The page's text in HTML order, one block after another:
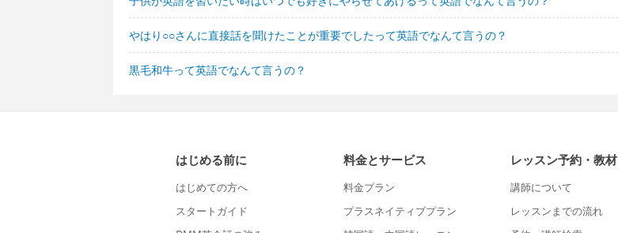
やはり○○さんに直接話を聞けたことが重要でしたって英語でなんて言うの？
黒毛和牛って英語でなんて言うの？
はじめる前に
はじめての方へ
スタートガイド
料金とサービス
料金プラン
プラスネイティブプラン
レッスン予約・教材
講師について
レッスンまでの流れ